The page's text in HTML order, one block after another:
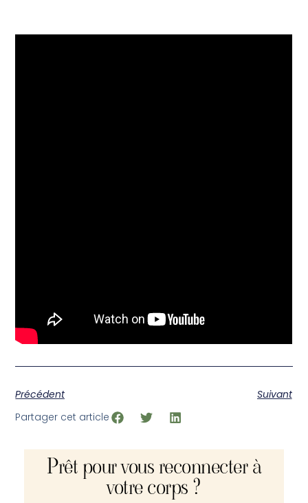
Précédent
Suivant
Partager cet article
Prêt pour vous reconnecter à
votre corps ?